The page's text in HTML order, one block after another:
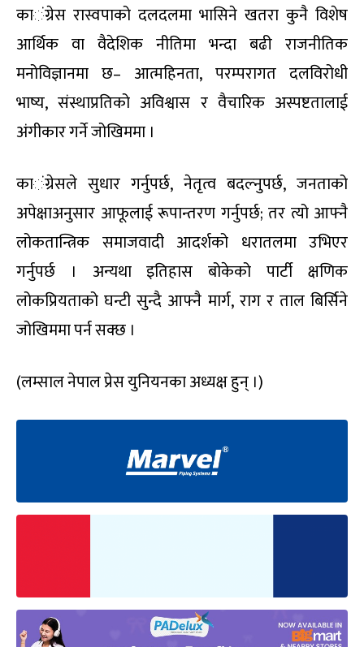
कांग्रेस रास्वपाको दलदलमा भासिने खतरा कुनै विशेष
आर्थिक वा वैदेशिक नीतिमा भन्दा बढी राजनीतिक
मनोविज्ञानमा छ– आत्महिनता, परम्परागत दलविरोधी
भाष्य,संस्थाप्रतिको अविश्वास र वैचारिक अस्पष्टतालाई
अंगीकार गर्ने जोखिममा ।
कांग्रेसले सुधार गर्नुपर्छ, नेतृत्व बदल्नुपर्छ, जनताको
अपेक्षाअनुसार आफूलाई रूपान्तरण गर्नुपर्छ; तर त्यो आफ्नै
लोकतान्त्रिक समाजवादी आदर्शको धरातलमा उभिएर
गर्नुपर्छ । अन्यथा इतिहास बोकेको पार्टी क्षणिक
लोकप्रियताको घन्टी सुन्दै आफ्नै मार्ग, राग र ताल बिर्सिने
जोखिममा पर्नसक्छ ।
(लम्साल नेपाल प्रेस युनियनका अध्यक्ष हुन् ।)